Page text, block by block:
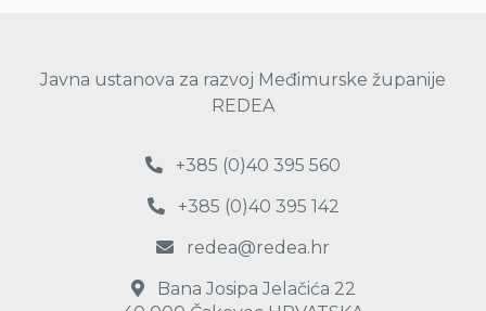
Javna ustanova za razvoj Međimurske županije
REDEA
+385 (0)40 395 560
+385 (0)40 395 142
redea@redea.hr
Bana Josipa Jelačića 22